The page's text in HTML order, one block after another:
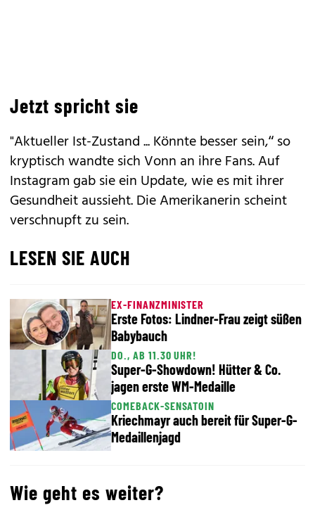
Jetzt spricht sie
"Aktueller Ist-Zustand ... Könnte besser sein,“ so
kryptisch wandte sich Vonn an ihre Fans. Auf
Instagram gab sie ein Update, wie es mit ihrer
Gesundheit aussieht. Die Amerikanerin scheint
verschnupft zu sein.
LESEN SIE AUCH
EX-FINANZMINISTER
Erste Fotos: Lindner-Frau zeigt süßen
Babybauch
DO., AB 11.30 UHR!
Super-G-Showdown! Hütter & Co.
jagen erste WM-Medaille
COMEBACK-SENSATOIN
Kriechmayr auch bereit für Super-G-
Medaillenjagd
Wie geht es weiter?